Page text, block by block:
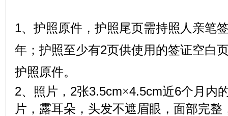
1、护照原件，护照尾页需持照人亲笔
年；护照至少有2页供使用的签证空白
护照原件。
2、照片， 2张3.5cm×4.5cm近6个月内
片，露耳朵，头发不遮眉眼，面部完整